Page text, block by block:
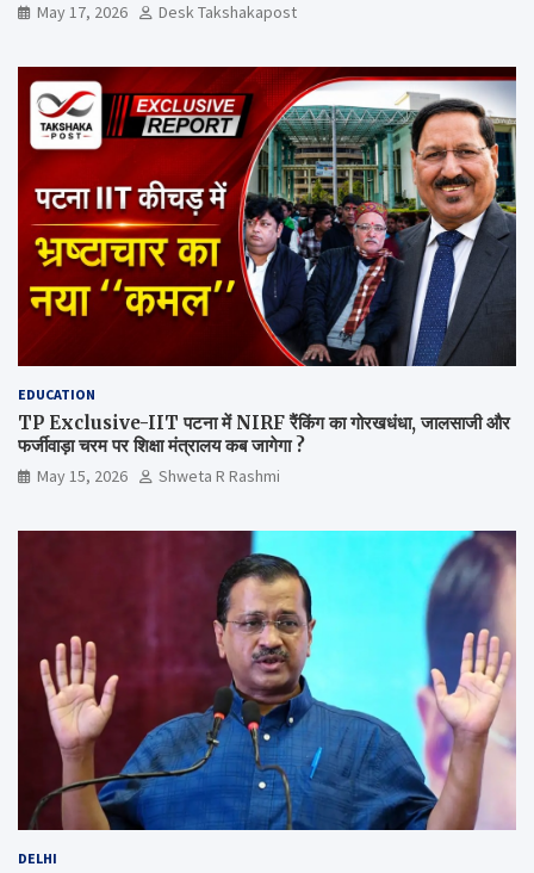
May 17, 2026 Desk Takshakapost
EDUCATION
TP Exclusive-IIT पटना में NIRF रैंकिंग का गोरखधंधा, जालसाजी और
फर्जीवाड़ा चरम पर शिक्षा मंत्रालय कब जागेगा ?
May 15, 2026 Shweta R Rashmi
DELHI